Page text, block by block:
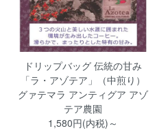
ドリップバッグ 伝統の甘み
「ラ・アゾテア」（中煎り）
グァテマラ アンティグア アゾ
テア農園
1,580円(内税)～